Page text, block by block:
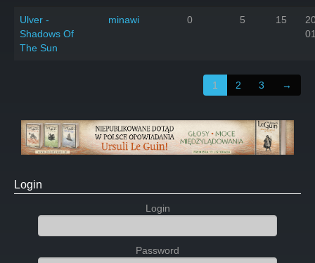
Ulver -
Shadows Of
The Sun
minawi 0 5 15
1 2 3 →
Login
Login
Password